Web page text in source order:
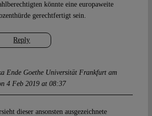
Reply
könnte eine europaweite
gerechtfertigt sein.
Ende Goethe Universität Frankfurt am
4 Feb 2019 at 08:37
dieser ansonsten ausgezeichnete